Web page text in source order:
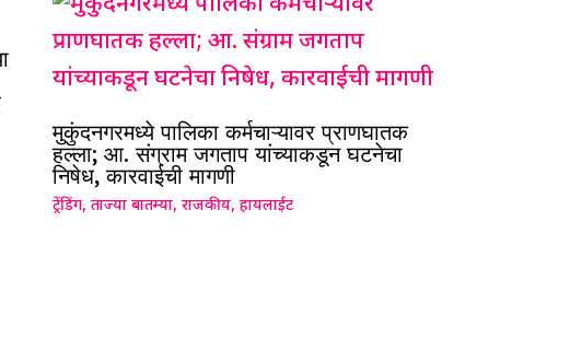
मुकुंदनगरमध्ये पालिका कर्मचाऱ्यावर प्राणघातक
हल्ला; आ. संग्राम जगताप यांच्याकडून घटनेचा
निषेध, कारवाईची मागणी
ट्रेंडिंग,ताज्या बातम्या,राजकीय,हायलाईट